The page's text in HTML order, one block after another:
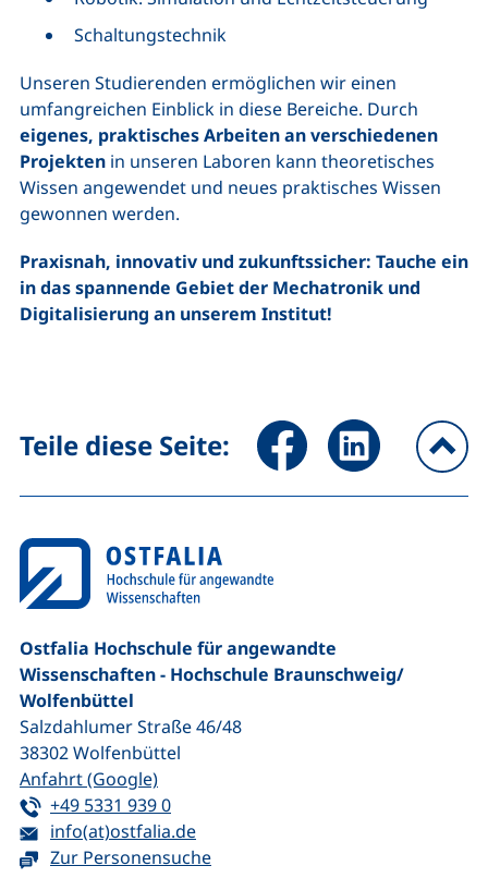
Schaltungstechnik
Unseren Studierenden ermöglichen wir einen
umfangreichen Einblick in diese Bereiche. Durch
eigenes, praktisches Arbeitenan verschiedenen
Projekten in unseren Laboren kann theoretisches
Wissen angewendet und neues praktisches Wissen
gewonnen werden.
Praxisnah, innovativ und zukunftssicher: Tauche ein
in das spannende Gebiet der Mechatronik und
Digitalisierung an unserem Institut!
Teile diese Seite: Seite über Facebook teilen
Seite über
Ostfalia Hochschule für angewandte
Wissenschaften - Hochschule Braunschweig/​
Wolfenbüttel
Salzdahlumer Straße 46/48
38302Wolfenbüttel
Anfahrt (Google)(externer Link, öffnet neues Fenster)
Tel:
+49 5331 939 0(startet einen Telefonanruf, wenn Ihr
E-Mail:
info(at)ostfalia.de(öffnet Ihr E-Mail-Programm)
Zur Personensuche